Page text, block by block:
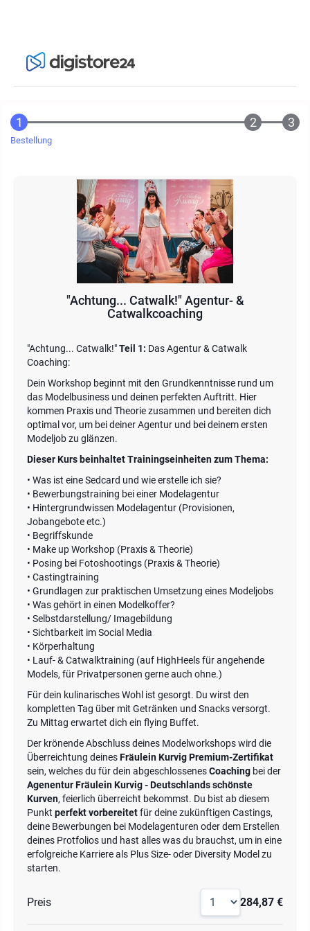
Bestellung
"Achtung... Catwalk!" Agentur- &
Catwalkcoaching
"Achtung... Catwalk!"Teil 1: Das Agentur & Catwalk
Coaching:
Dein Workshop beginnt mit den Grundkenntnisse rund um
das Modelbusiness und deinen perfekten Auftritt. Hier
kommen Praxis und Theorie zusammen und bereiten dich
optimal vor, um bei deiner Agentur und bei deinem ersten
Modeljob zu glänzen.
Dieser Kurs beinhaltet Trainingseinheiten zum Thema:
• Was ist eine Sedcard und wie erstelle ich sie?
• Bewerbungstraining bei einer Modelagentur
• Hintergrundwissen Modelagentur (Provisionen,
Jobangebote etc.)
• Begriffskunde
• Make up Workshop (Praxis & Theorie)
• Posing bei Fotoshootings (Praxis & Theorie)
• Castingtraining
• Grundlagen zur praktischen Umsetzung eines Modeljobs
• Was gehört in einen Modelkoffer?
• Selbstdarstellung/ Imagebildung
• Sichtbarkeit im Social Media
• Körperhaltung
• Lauf- & Catwalktraining (auf HighHeels für angehende
Models, für Privatpersonen gerne auch ohne.)
Für dein kulinarisches Wohl ist gesorgt. Du wirst den
kompletten Tag über mit Getränken und Snacks versorgt.
Zu Mittag erwartet dich ein flying Buffet.
Der krönende Abschluss deines Modelworkshops wird die
Überreichtung deinesFräulein Kurvig Premium-Zertifikat
sein, welches du für dein abgeschlossenesCoaching bei der
Agenentur Fräulein Kurvig - Deutschlands schönste
Kurven, feierlich überreicht bekommst. Du bist ab diesem
Punkt perfekt vorbereitetfür deine zukünftigen Castings,
deine Bewerbungen bei Modelagenturen oder dem Erstellen
deines Protfolios und hast alles was du brauchst, um in eine
erfolgreiche Karriere als Plus Size- oder Diversity Model zu
starten.
Preis 284,87 €